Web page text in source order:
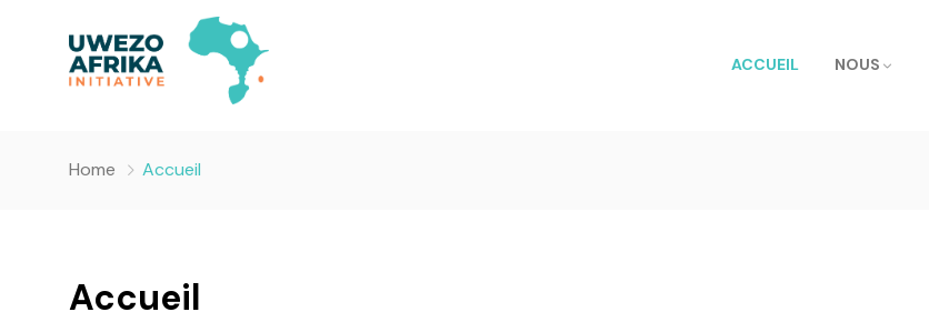
ACCUEIL NOUS
Home Accueil
Accueil